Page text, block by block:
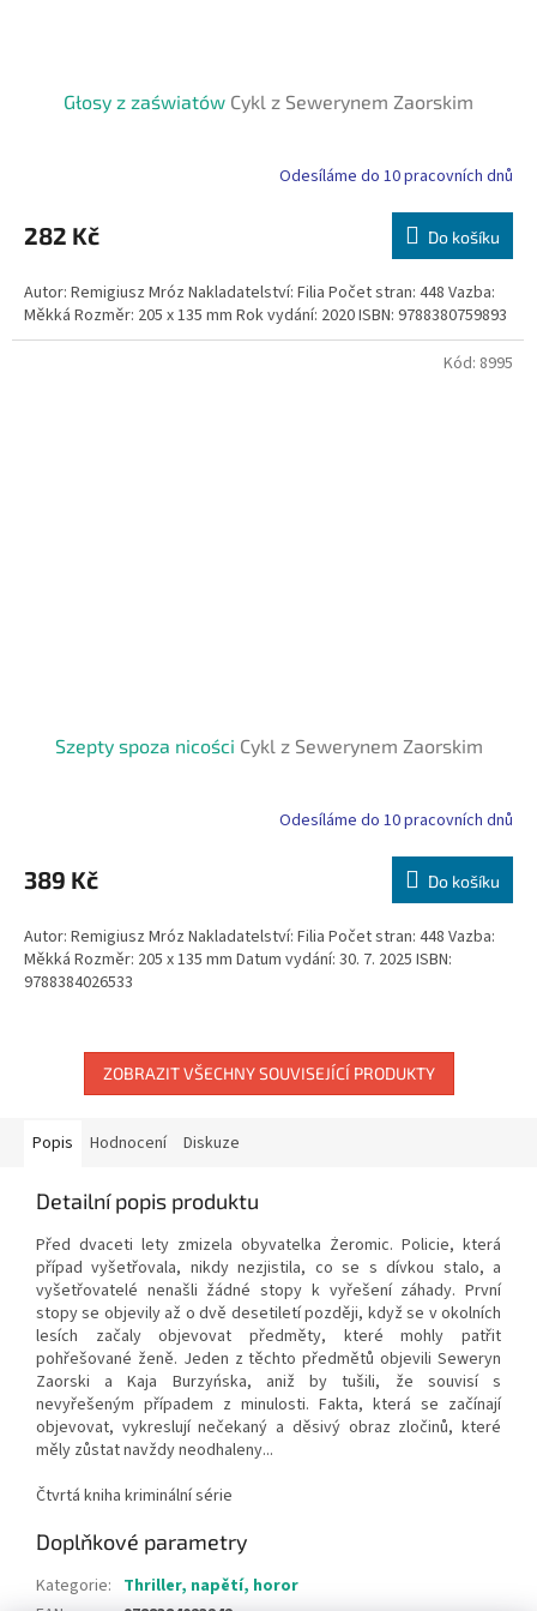
Głosy z zaświatów Cykl z Sewerynem Zaorskim
Odesíláme do 10 pracovních dnů
282 Kč Do košíku
Autor: Remigiusz Mróz Nakladatelství: Filia Počet stran: 448 Vazba:
Měkká Rozměr: 205 x 135 mm Rok vydání: 2020 ISBN: 9788380759893
Szepty spoza nicości Cykl z Sewerynem Zaorskim
Odesíláme do 10 pracovních dnů
389 Kč Do košíku
Autor: Remigiusz Mróz Nakladatelství: Filia Počet stran: 448 Vazba:
Měkká Rozměr: 205 x 135 mm Datum vydání: 30. 7. 2025 ISBN:
9788384026533
Kód: 8995
ZOBRAZIT VŠECHNY SOUVISEJÍCÍ PRODUKTY
Popis Hodnocení Diskuze
Detailní popis produktu
Před dvaceti lety zmizela obyvatelka Żeromic. Policie, která
případ vyšetřovala, nikdy nezjistila, co se s dívkou stalo, a
vyšetřovatelé nenašli žádné stopy k vyřešení záhady. První
stopy se objevily až o dvě desetiletí později, když se v okolních
lesích začaly objevovat předměty, které mohly patřit
pohřešované ženě. Jeden z těchto předmětů objevili Seweryn
Zaorski a Kaja Burzyńska, aniž by tušili, že souvisí s
nevyřešeným případem z minulosti. Fakta, která se začínají
objevovat, vykreslují nečekaný a děsivý obraz zločinů, které
měly zůstat navždy neodhaleny...
Čtvrtá kniha kriminální série
Doplňkové parametry
Kategorie: Thriller, napětí, horor